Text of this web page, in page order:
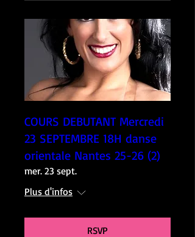
COURS DEBUTANT Mercredi
23 SEPTEMBRE 18H danse
orientale Nantes 25-26 (2)
mer. 23 sept.
Plus d'infos
RSVP